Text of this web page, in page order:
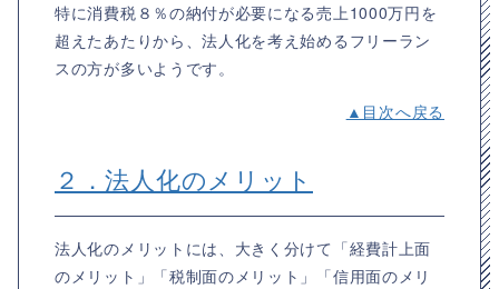
特に消費税８％の納付が必要になる売上1000万円を
超えたあたりから、法人化を考え始めるフリーラン
スの方が多いようです。
▲目次へ戻る
２．法人化のメリット
法人化のメリットには、大きく分けて「経費計上面
のメリット」「税制面のメリット」「信用面のメリ